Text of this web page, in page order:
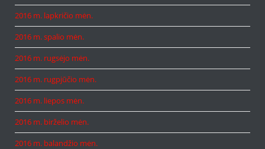
2016 m. lapkričio mėn.
2016 m. spalio mėn.
2016 m. rugsėjo mėn.
2016 m. rugpjūčio mėn.
2016 m. liepos mėn.
2016 m. birželio mėn.
2016 m. balandžio mėn.